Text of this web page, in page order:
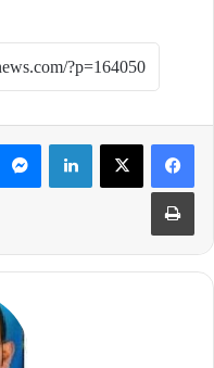
لينكدإن
طباعة